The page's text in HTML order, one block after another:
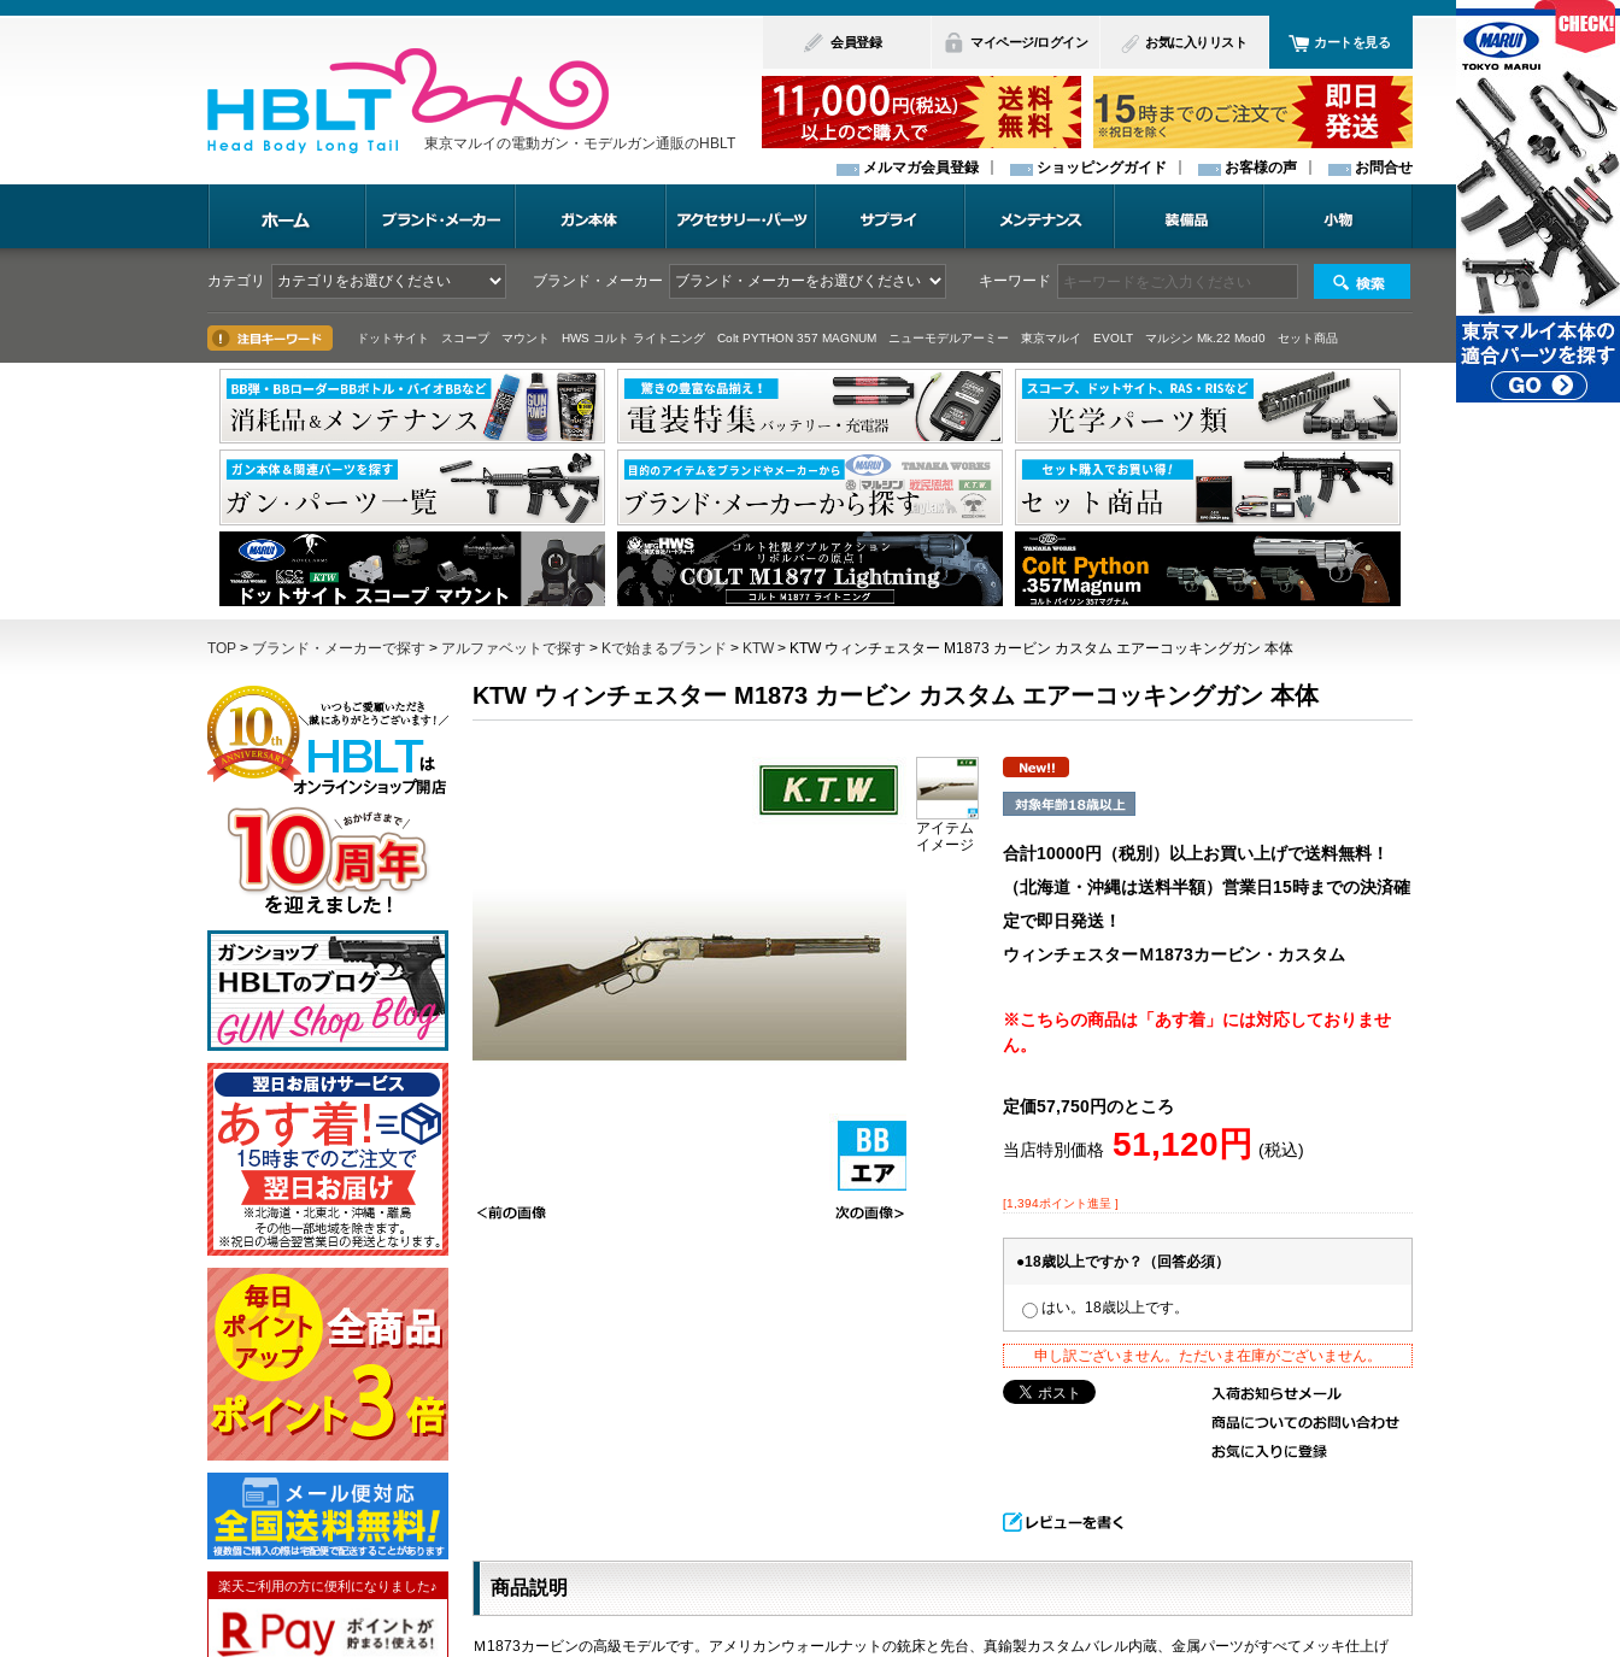
東京マルイの電動ガン・モデルガン通販のHBLT
会員登録 マイページ/ログイン お気に入りリスト カートを見る
メルマガ会員登録 ショッピングガイド お客様の声 お問合せ
カテゴリ ブランド・メーカー キーワード
ドットサイト スコープ マウント HWS コルト ライトニング Colt PYTHON 357 MAGNUM ニューモデルアーミー 東京マルイ EVOLT マルシン Mk.22 Mod0 セット商品
TOP > ブランド・メーカーで探す > アルファベットで探す > Kで始まるブランド > KTW> KTW ウィンチェスター M1873 カービン カスタム エアーコッキングガン 本体
楽天ご利用の方に便利になりました♪
KTW ウィンチェスター M1873 カービン カスタム エアーコッキングガン 本体
合計10000円（税別）以上お買い上げで送料無料！
（北海道・沖縄は送料半額）営業日15時までの決済確
定で即日発送！
ウィンチェスターＭ1873カービン・カスタム
※こちらの商品は「あす着」には対応しておりませ
ん。
定価57,750円のところ
当店特別価格 51,120円 (税込)
[1,394ポイント進呈 ]
●18歳以上ですか？（回答必須）
はい。18歳以上です。
申し訳ございません。ただいま在庫がございません。
アイテム
イメージ
商品説明
Ｍ1873カービンの高級モデルです。アメリカンウォールナットの銃床と先台、真鍮製カスタムバレル内蔵、金属パーツがすべてメッキ仕上げ